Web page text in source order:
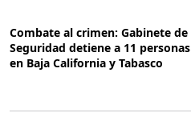
Combate al crimen: Gabinete de
Seguridad detiene a 11 personas
en Baja California y Tabasco